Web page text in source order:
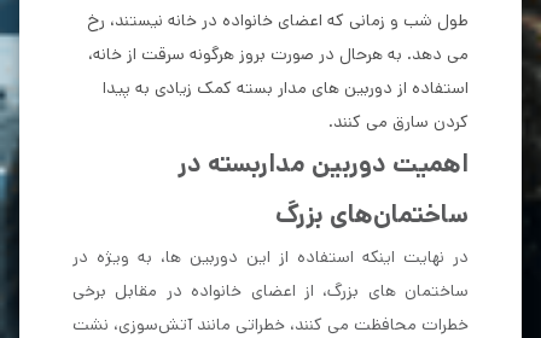
طول شب و زمانی که اعضای خانواده در خانه نیستند، رخ
می دهد. به هرحال در صورت بروز هرگونه سرقت از خانه،
استفاده از دوربین های مدار بسته کمک زیادی به پیدا
کردن سارق می کنند.
اهمیت دوربین مدار‌بسته در
ساختمان‌های بزرگ
در نهایت اینکه استفاده از این دوربین ها، به ویژه در
ساختمان های بزرگ، از اعضای خانواده در مقابل برخی
خطرات محافظت می کنند، خطراتی مانند آتش‌سوزی، نشت